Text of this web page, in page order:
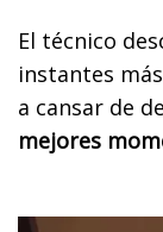
El técnico
instantes
a cansar de
mejores